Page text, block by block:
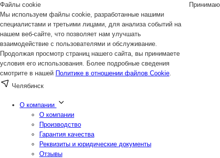
Файлы cookie
Мы используем файлы cookie, разработанные нашими
специалистами и третьими лицами, для анализа событий на
нашем веб-сайте, что позволяет нам улучшать
взаимодействие с пользователями и обслуживание.
Продолжая просмотр страниц нашего сайта, вы принимаете
условия его использования. Более подробные сведения
смотрите в нашей Политике в отношении файлов Cookie.
Принимаю
Челябинск
О компании
О компании
Производство
Гарантия качества
Реквизиты и юридические документы
Отзывы